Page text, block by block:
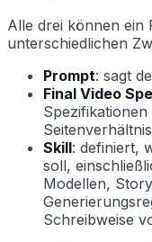
Alle drei können ein
unterschiedlichen
Prompt: sagt
Final Video
Skill: definiert,
soll,
Modellen,
Schreibweise